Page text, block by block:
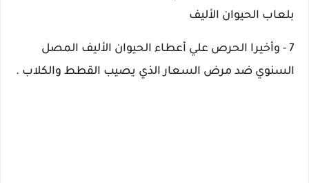
بلعاب الحيوان الأليف
7 - وأخيرا الحرص علي أعطاء الحيوان الأليف المصل
السنوي ضد مرض السعار الذي يصيب القطط والكلاب .